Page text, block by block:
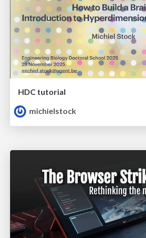
HDC tutorial
michielstock